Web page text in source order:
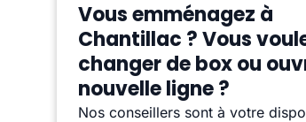
Vous emménagez à
Chantillac ? Vous
changer de box ou
nouvelle ligne ?
Nos conseillers sont à votre